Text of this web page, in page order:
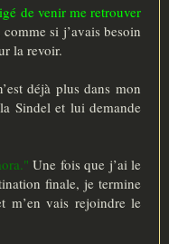
de venir me retrouver
si j’avais besoin
la revoir.
déjà plus dans mon
Sindel et lui demande
Une fois que j’ai le
finale, je termine
m’en vais rejoindre le